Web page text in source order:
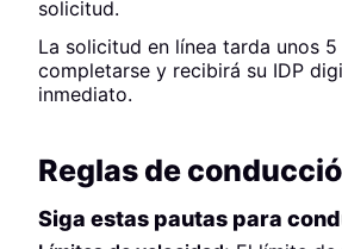
solicitud.
La solicitud en línea tarda unos
completarse y recibirá su IDP
inmediato.
Reglas de
Siga estas pautas para